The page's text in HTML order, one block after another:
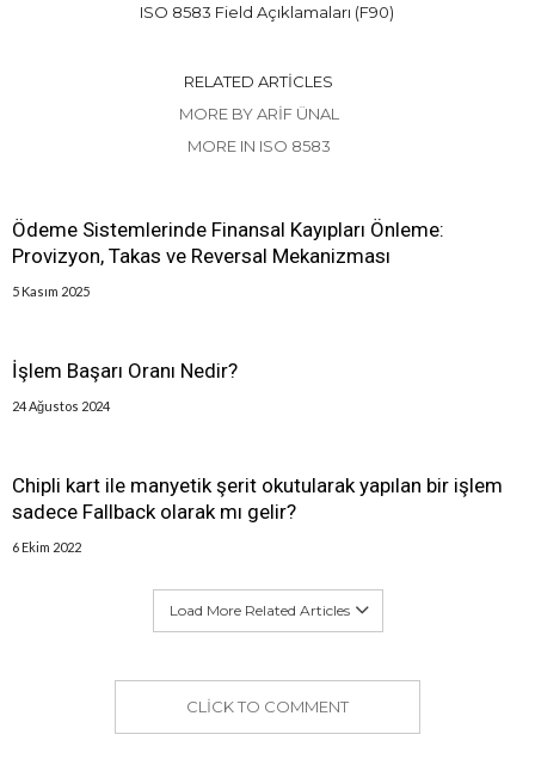
ISO 8583 Field Açıklamaları (F90)
RELATED ARTICLES
MORE BY ARIF ÜNAL
MORE IN ISO 8583
Ödeme Sistemlerinde Finansal Kayıpları Önleme:
Provizyon, Takas ve Reversal Mekanizması
5 Kasım 2025
İşlem Başarı Oranı Nedir?
24 Ağustos 2024
Chipli kart ile manyetik şerit okutularak yapılan bir işlem
sadece Fallback olarak mı gelir?
6 Ekim 2022
Load More Related Articles
CLICK TO COMMENT